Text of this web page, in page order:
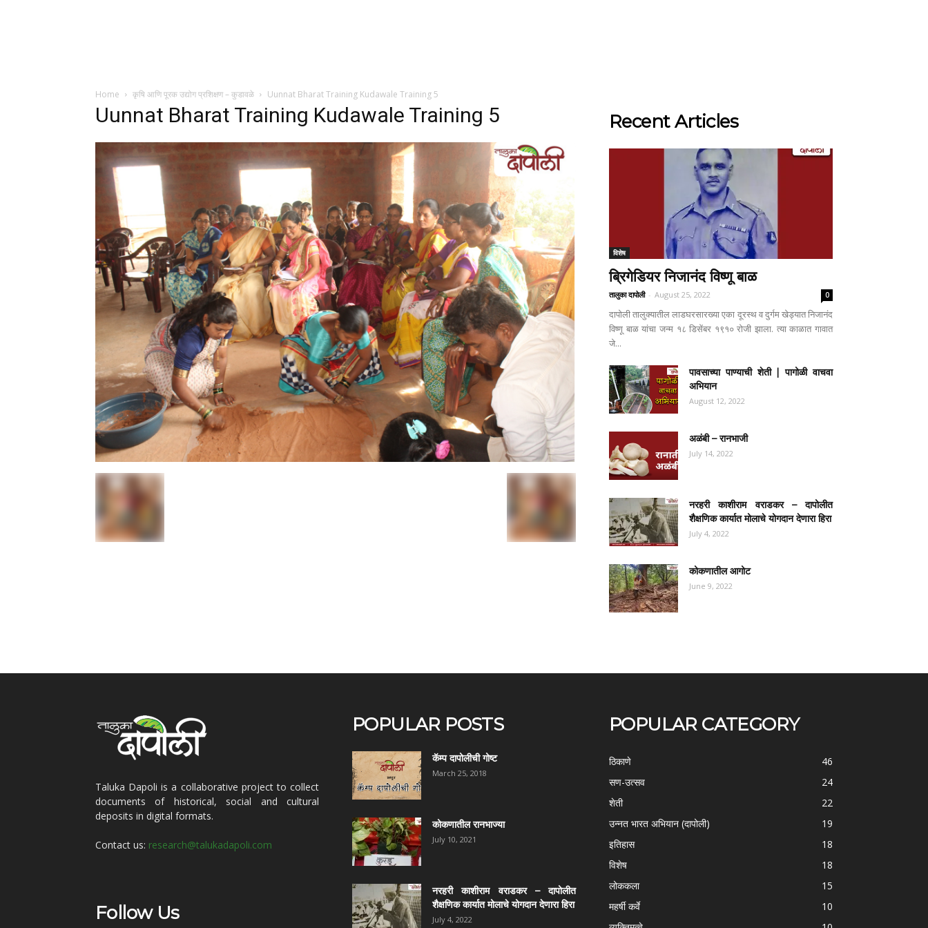
Home कृषि आणि पूरक उद्योग प्रशिक्षण – कुडावळे Uunnat Bharat Training Kudawale Training 5
Uunnat Bharat Training Kudawale Training 5 Recent Articles
विशेष
ब्रिगेडियर निजानंद विष्णू बाळ
तालुका दापोली - August 25, 2022 0
दापोली तालुक्यातील लाडघरसारख्या एका दूरस्थ व दुर्गम खेड्यात निजानंद
विष्णू बाळ यांचा जन्म १८ डिसेंबर १९१० रोजी झाला. त्या काळात गावात
जे...
पावसाच्या पाण्याची शेती | पागोळी वाचवा
अभियान
August 12, 2022
अळंबी – रानभाजी
July 14, 2022
नरहरी काशीराम वराडकर – दापोलीत
शैक्षणिक कार्यात मोलाचे योगदान देणारा हिरा
July 4, 2022
कोकणातील आगोट
June 9, 2022
Taluka Dapoli is a collaborative project to collect
documents of historical, social and cultural
deposits in digital formats.
Contact us: research@talukadapoli.com
Follow Us
POPULAR POSTS
कॅम्प दापोलीची गोष्ट
March 25, 2018
कोकणातील रानभाज्या
July 10, 2021
नरहरी काशीराम वराडकर – दापोलीत
शैक्षणिक कार्यात मोलाचे योगदान देणारा हिरा
July 4, 2022
POPULAR CATEGORY
ठिकाणे
46
सण-उत्सव
24
शेती
22
उन्नत भारत अभियान (दापोली)
19
इतिहास
18
विशेष
18
लोककला
15
महर्षी कर्वे
10